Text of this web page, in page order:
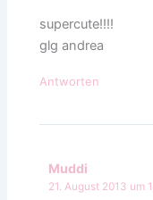
supercute!!!!
glg andrea
Antworten
Muddi
21. August 2013 um